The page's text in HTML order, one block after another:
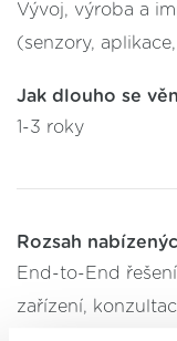
Vývoj, výroba a
(senzory,
Jak dlouho se
1-3 roky
Rozsah
End-to-End
zařízení,